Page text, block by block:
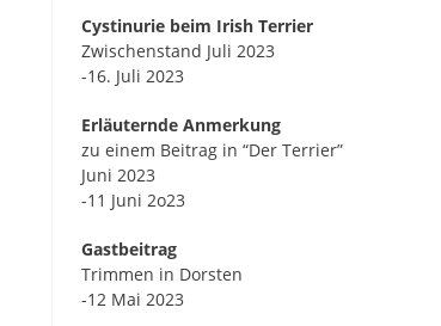
Cystinurie beim Irish Terrier
Zwischenstand Juli 2023
-16. Juli 2023
Erläuternde Anmerkung
zu einem Beitrag in “Der Terrier”
Juni 2023
-11 Juni 2o23
Gastbeitrag
Trimmen in Dorsten
-12 Mai 2023